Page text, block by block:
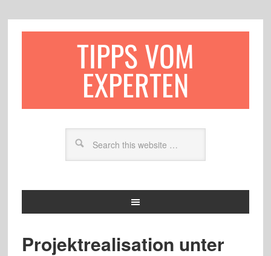
TIPPS VOM
EXPERTEN
Projektrealisation unter